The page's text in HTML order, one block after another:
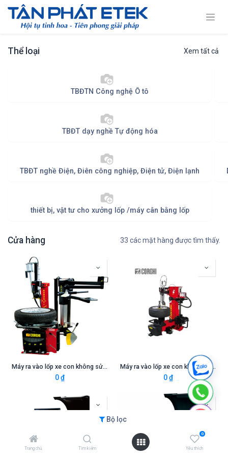
Bộ lọc
Trang chủ Tìm kiếm
0
Yêu thích
Thể loại Xem tất cả
TBĐTN Công nghệ Ô tô
TBĐT dạy nghề Tự động hóa
TBĐT nghề Điện, Điên công nghiệp, Điện tử, Điện lạnh
thiết bị, vật tư cho xưởng lốp /máy cân bằng lốp
Cửa hàng 33 các mặt hàng được tìm thấy.
Máy ra vào lốp xe con không sử dụng lơ via (3 pha, màu đỏ RAL 3002) (bao gồm tay hỗ trợ SP2300)
0₫
Máy ra vào lốp xe con không sử dụng lơ via (1 pha, màu đỏ RAL 3002) (bao gồm guốc ép)
0₫